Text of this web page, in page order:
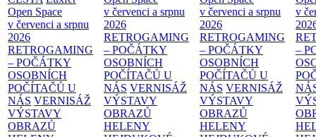
Open Space
v červenci a srpnu
2026
RETROGAMING
– POČÁTKY
OSOBNÍCH
POČÍTAČŮ U
NÁS VERNISÁŽ
VÝSTAVY
OBRAZŮ
v červenci a srpnu
2026
RETROGAMING
– POČÁTKY
OSOBNÍCH
POČÍTAČŮ U
NÁS VERNISÁŽ
VÝSTAVY
OBRAZŮ
HELENY
v červenci a srpnu
2026
RETROGAMING
– POČÁTKY
OSOBNÍCH
POČÍTAČŮ U
NÁS VERNISÁŽ
VÝSTAVY
OBRAZŮ
HELENY
v
–